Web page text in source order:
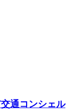
通コンシェル